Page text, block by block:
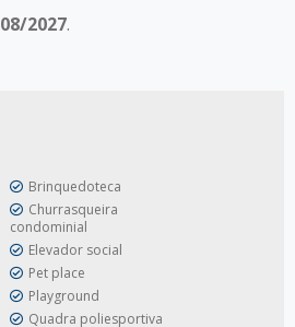
08/2027.
Brinquedoteca
Churrasqueira
condominial
Elevador social
Pet place
Playground
Quadra poliesportiva